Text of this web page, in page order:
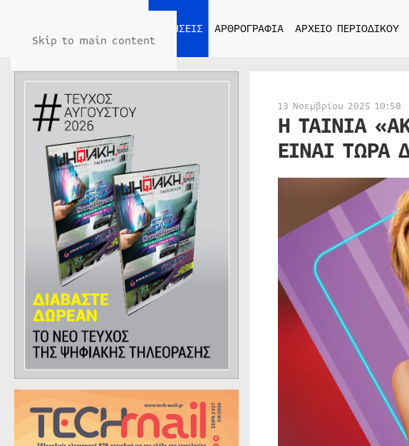
Skip to main content
ΕΙΔΗΣΕΙΣ ΑΡΘΡΟΓΡΑΦΙΑ ΑΡΧΕΙΟ ΠΕΡΙΟΔΙΚΟΥ
13 Νοεμβρίου 2025 10:58
Η ΤΑΙΝΙΑ
ΕΙΝΑΙ ΤΩΡΑ